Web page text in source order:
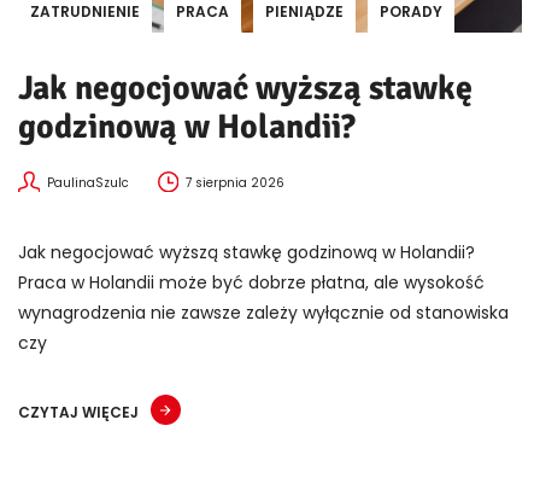
ZATRUDNIENIE PRACA PIENIĄDZE PORADY
Jak negocjować wyższą stawkę
godzinową w Holandii?
PaulinaSzulc 7 sierpnia 2026
Jak negocjować wyższą stawkę godzinową w Holandii?
Praca w Holandii może być dobrze płatna, ale wysokość
wynagrodzenia nie zawsze zależy wyłącznie od stanowiska
czy
CZYTAJ WIĘCEJ